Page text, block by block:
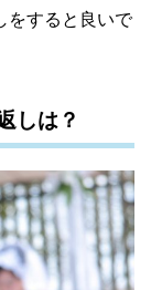
をすると良いで
しは？